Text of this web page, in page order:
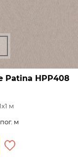
Patina HPP408
м
м